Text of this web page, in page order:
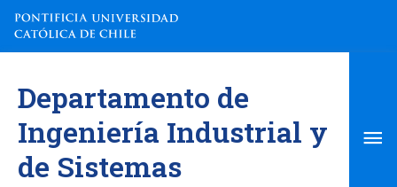
contenido
Departamento de
Ingeniería Industrial y
de Sistemas